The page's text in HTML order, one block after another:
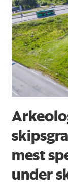
mest
under